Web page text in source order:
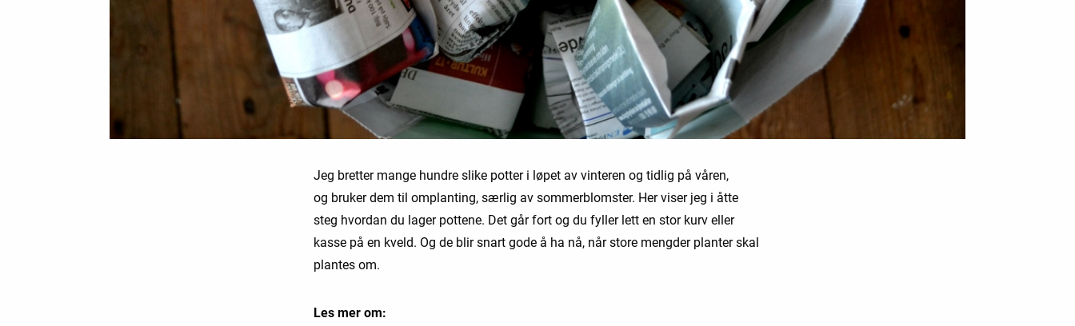
Jeg bretter mange hundre slike potter i løpet av vinteren og tidlig på våren,
og bruker dem til omplanting, særlig av sommerblomster. Her viser jeg i åtte
steg hvordan du lager pottene. Det går fort og du fyller lett en stor kurv eller
kasse på en kveld. Og de blir snart gode å ha nå, når store mengder planter skal
plantes om.
Les mer om: